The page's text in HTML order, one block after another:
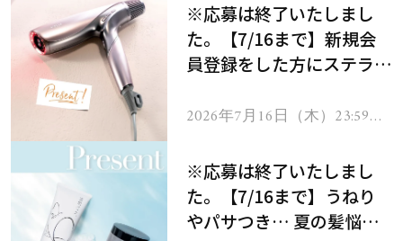
※応募は終了いたしまし
た。【7/16まで】新規会
員登録をした方にステラボ
ヘアドライヤー ジュエル
2026年7月16日（木）23:59ま
※応募は終了いたしまし
た。【7/16まで】うねり
やパサつき… 夏の髪悩み